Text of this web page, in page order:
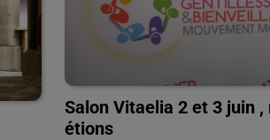
Salon Vitaelia 2 et 3 juin ,
étions